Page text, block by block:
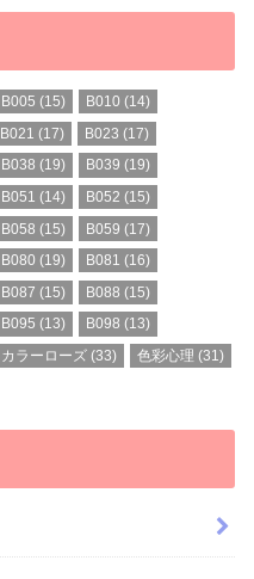
B005 (15) B010 (14)
B021 (17) B023 (17)
B038 (19) B039 (19)
B051 (14) B052 (15)
B058 (15) B059 (17)
B080 (19) B081 (16)
B087 (15) B088 (15)
B095 (13) B098 (13)
カラーローズ (33) 色彩心理 (31)